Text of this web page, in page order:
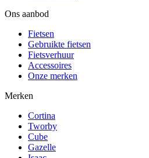
Ons aanbod
Fietsen
Gebruikte fietsen
Fietsverhuur
Accessoires
Onze merken
Merken
Cortina
Tworby
Cube
Gazelle